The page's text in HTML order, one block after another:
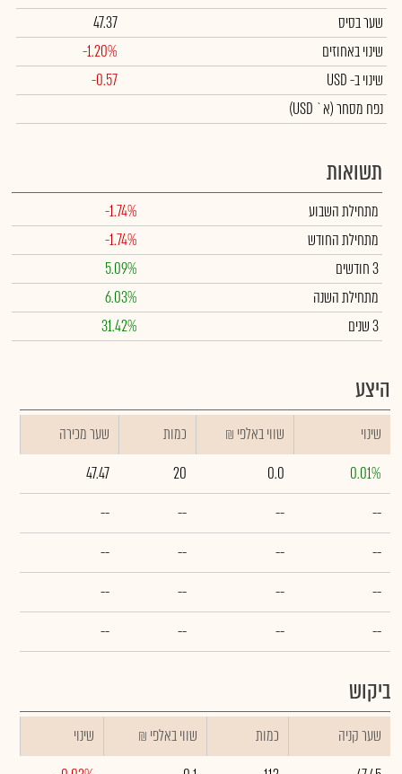
שער בסיס
47.37
שינוי באחוזים
-1.20%
שינויב- USD
-0.57
נפח מסחר(א` USD)
תשואות
מתחילת השבוע
-1.74%
מתחילת החודש
-1.74%
3 חודשים
5.09%
מתחילת השנה
6.03%
3 שנים
31.42%
היצע
שינוי ₪ שווי באלפי כמות
שער מכירה
0.01%
0.0
20
47.47
--
--
--
--
--
--
--
--
--
--
--
--
--
--
--
--
ביקוש
שער קניה כמות ₪ שווי באלפי
שינוי